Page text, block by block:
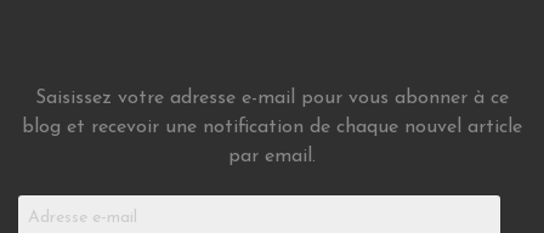
Saisissez votre adresse e-mail pour vous abonner à ce
blog et recevoir une notification de chaque nouvel article
par email.
Adresse